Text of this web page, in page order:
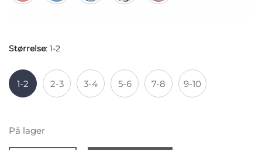
Størrelse: 1-2
1-2 2-3 3-4 5-6 7-8 9-10
På lager